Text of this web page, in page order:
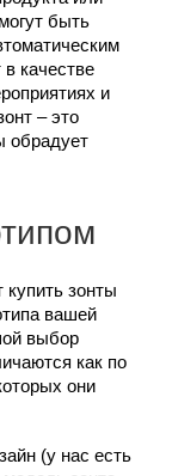
быть
качестве
и
– это
обрадует
зонты
вашей
выбор
как по
они
(у нас есть